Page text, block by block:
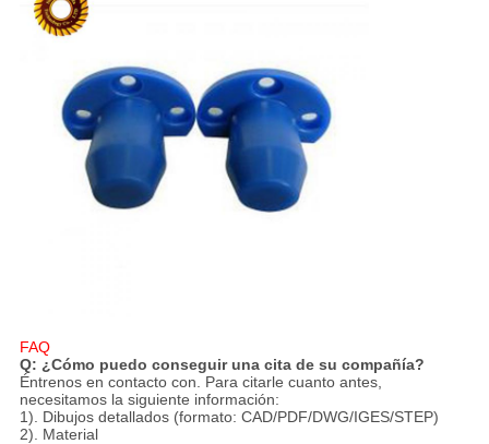
FAQ
Q: ¿Cómo puedo conseguir una cita de su compañía?
Éntrenos en contacto con. Para citarle cuanto antes,
necesitamos la siguiente información:
1). Dibujos detallados (formato: CAD/PDF/DWG/IGES/STEP)
2). Material